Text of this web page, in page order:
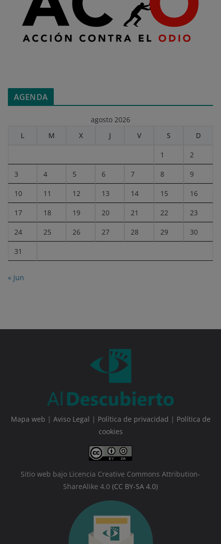
AGENDA
agosto 2026
L
M X J V S D
1 2
3 4 5 6 7 8 9
10 11 12 13 14 15 16
17 18 19 20 21 22 23
24 25 26 27 28 29 30
31
« Jun
Mapa web | Aviso Legal | Política de privacidad | Política de
cookies
Sitio web bajo Licencia Creative Commons Attribution-
ShareAlike 4.0 (CC BY-SA 4.0)